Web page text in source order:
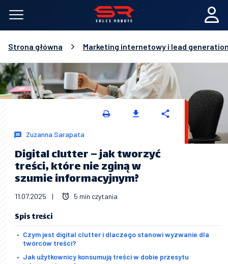
Strona główna Marketing internetowy i lead
Zuzanna Sarapata
Digital clutter – jak tworzyć
treści, które nie zginą w
szumie informacyjnym?
11.07.2025 | 5 min czytania
Spis treści
Czym jest digital clutter i dlaczego stanowi wyzwanie dla
twórców treści?
Jak użytkownicy konsumują treści w dobie przesytu